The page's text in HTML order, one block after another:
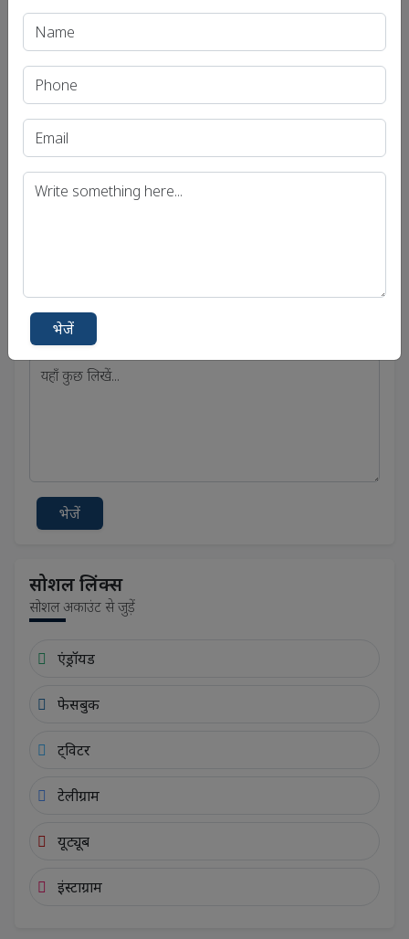
बिहार लोक सेवा आयोग (बीपीएससी)
संपर्क में रहे
भेजें
सोशल लिंक्स
सोशल अकाउंट से जुड़ें
एंड्रॉयड
फेसबुक
ट्विटर
टेलीग्राम
यूट्यूब
इंस्टाग्राम
भेजें